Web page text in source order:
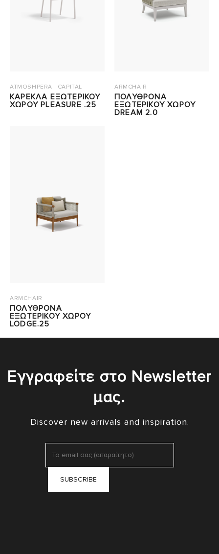
ATMOSHPERA | CAPITAL
ΚΑΡΕΚΛΑ ΕΞΩΤΕΡΙΚΟΥ
ΧΩΡΟΥ PLEASURE .25
ARMCHAIR
ΠΟΛΥΘΡΟΝΑ
ΕΞΩΤΕΡΙΚΟΥ ΧΩΡΟΥ
DREAM 2.0
ARMCHAIR
ΠΟΛΥΘΡΟΝΑ
ΕΞΩΤΕΡΙΚΟΥ ΧΩΡΟΥ
LODGE.25
Εγγραφείτε στο Newsletter
μας.
Discover new arrivals and inspiration.